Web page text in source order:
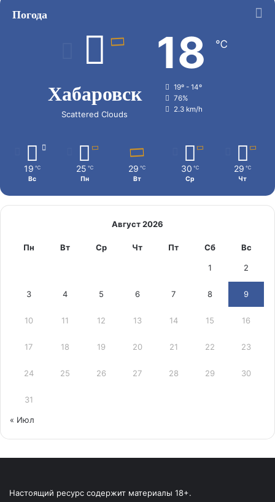
Погода
Хабаровск
Scattered Clouds
18 ℃
19º - 14º
76%
2.3 km/h
19 ℃
Вс
25 ℃
Пн
29 ℃
Вт
30 ℃
Ср
29 ℃
Чт
Август 2026
Пн Вт Ср Чт Пт Сб Вс
1 2
3 4 5 6 7 8 9
10 11 12 13 14 15 16
17 18 19 20 21 22 23
24 25 26 27 28 29 30
31
« Июл
Настоящий ресурс содержит материалы 18+.